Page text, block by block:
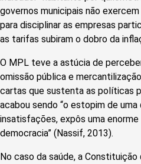
governos municipais não
para disciplinar as empresas
as tarifas subiram o dobro da
O MPL teve a astúcia de
omissão pública e
cartas que sustenta as políticas
acabou sendo “o estopim de
insatisfações, expôs uma
democracia” (Nassif, 2013).
No caso da saúde, a